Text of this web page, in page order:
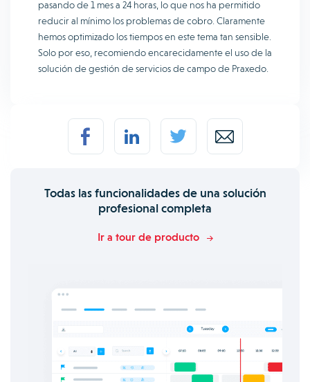
pasando de 1 mes a 24 horas, lo que nos ha permitido
reducir al mínimo los problemas de cobro. Claramente
hemos optimizado los tiempos en este tema tan sensible.
Solo por eso, recomiendo encarecidamente el uso de la
solución de gestión de servicios de campo de Praxedo.
Todas las funcionalidades de una solución
profesional completa
Ir a tour de producto